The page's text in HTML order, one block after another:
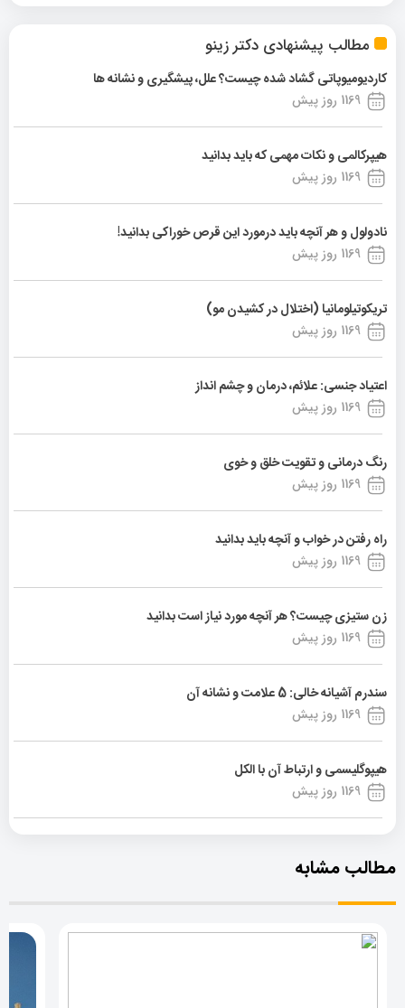
مطالب پیشنهادی دکتر زینو
کاردیومیوپاتی گشاد شده چیست؟ علل، پیشگیری و نشانه ها
1169 روز پیش
هیپرکالمی و نکات مهمی که باید بدانید
1169 روز پیش
نادولول و هر آنچه باید درمورد این قرص خوراکی بدانید!
1169 روز پیش
تریکوتیلومانیا (اختلال در کشیدن مو)
1169 روز پیش
اعتیاد جنسی: علائم، درمان و چشم انداز
1169 روز پیش
رنگ درمانی و تقویت خلق و خوی
1169 روز پیش
راه رفتن در خواب و آنچه باید بدانید
1169 روز پیش
زن ستیزی چیست؟ هر آنچه مورد نیاز است بدانید
1169 روز پیش
سندرم آشیانه خالی: 5 علامت و نشانه آن
1169 روز پیش
هیپوگلیسمی و ارتباط آن با الکل
1169 روز پیش
مطالب مشابه